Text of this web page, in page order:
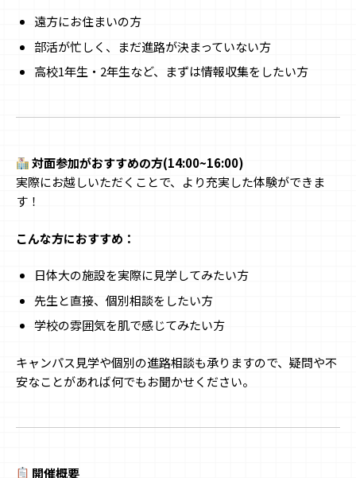
遠方にお住まいの方
部活が忙しく、まだ進路が決まっていない方
高校1年生・2年生など、まずは情報収集をしたい方
対面参加がおすすめの方(14:00~16:00)
実際にお越しいただくことで、より充実した体験ができま
す！
こんな方におすすめ：
日体大の施設を実際に見学してみたい方
先生と直接、個別相談をしたい方
学校の雰囲気を肌で感じてみたい方
キャンパス見学や個別の進路相談も承りますので、疑問や不
安なことがあれば何でもお聞かせください。
開催概要